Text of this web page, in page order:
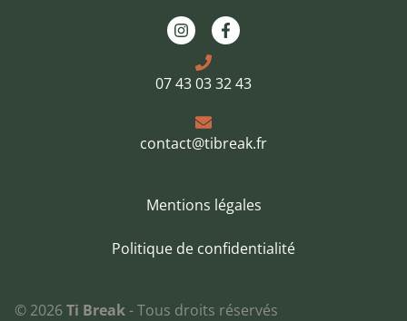
07 43 03 32 43
contact@tibreak.fr
Mentions légales
Politique de confidentialité
© 2026Ti Break- Tous droits réservés